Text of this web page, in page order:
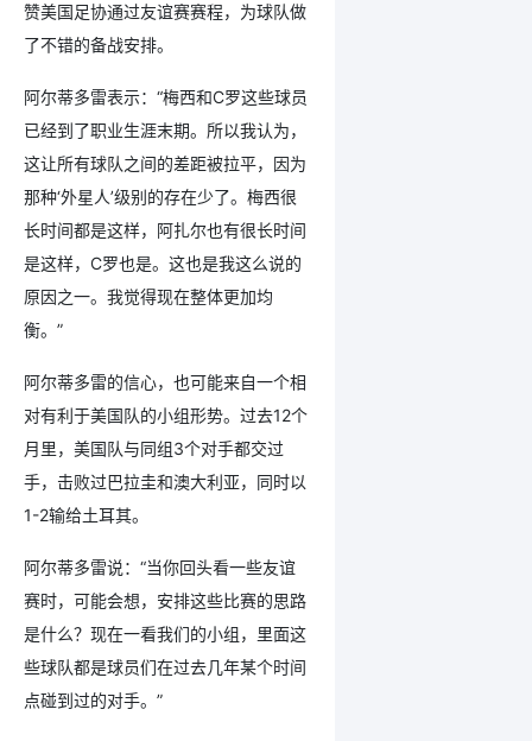
赞美国足协通过友谊赛赛程，为球队做
了不错的备战安排。
阿尔蒂多雷表示：“梅西和C罗这些球员
已经到了职业生涯末期。所以我认为，
这让所有球队之间的差距被拉平，因为
那种‘外星人’级别的存在少了。梅西很
长时间都是这样，阿扎尔也有很长时间
是这样，C罗也是。这也是我这么说的
原因之一。我觉得现在整体更加均
衡。”
阿尔蒂多雷的信心，也可能来自一个相
对有利于美国队的小组形势。过去12个
月里，美国队与同组3个对手都交过
手，击败过巴拉圭和澳大利亚，同时以
1-2输给土耳其。
阿尔蒂多雷说：“当你回头看一些友谊
赛时，可能会想，安排这些比赛的思路
是什么？现在一看我们的小组，里面这
些球队都是球员们在过去几年某个时间
点碰到过的对手。”